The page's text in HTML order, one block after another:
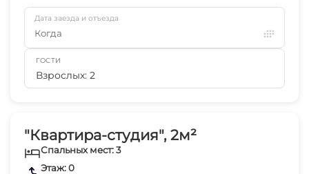
"Квартира-студия", 2м²
Спальных мест: 3
Этаж: 0
Дата заезда и отъезда
Когда
ГОСТИ
Взрослых: 2